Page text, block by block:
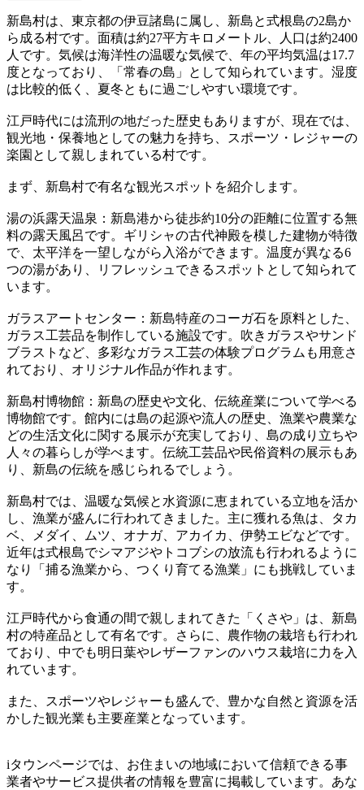
新島村は、東京都の伊豆諸島に属し、新島と式根島の2島か
ら成る村です。面積は約27平方キロメートル、人口は約2400
人です。気候は海洋性の温暖な気候で、年の平均気温は17.7
度となっており、「常春の島」として知られています。湿度
は比較的低く、夏冬ともに過ごしやすい環境です。
江戸時代には流刑の地だった歴史もありますが、現在では、
観光地・保養地としての魅力を持ち、スポーツ・レジャーの
楽園として親しまれている村です。
まず、新島村で有名な観光スポットを紹介します。
湯の浜露天温泉：新島港から徒歩約10分の距離に位置する無
料の露天風呂です。ギリシャの古代神殿を模した建物が特徴
で、太平洋を一望しながら入浴ができます。温度が異なる6
つの湯があり、リフレッシュできるスポットとして知られて
います。
ガラスアートセンター：新島特産のコーガ石を原料とした、
ガラス工芸品を制作している施設です。吹きガラスやサンド
ブラストなど、多彩なガラス工芸の体験プログラムも用意さ
れており、オリジナル作品が作れます。
新島村博物館：新島の歴史や文化、伝統産業について学べる
博物館です。館内には島の起源や流人の歴史、漁業や農業な
どの生活文化に関する展示が充実しており、島の成り立ちや
人々の暮らしが学べます。伝統工芸品や民俗資料の展示もあ
り、新島の伝統を感じられるでしょう。
新島村では、温暖な気候と水資源に恵まれている立地を活か
し、漁業が盛んに行われてきました。主に獲れる魚は、タカ
ベ、メダイ、ムツ、オナガ、アカイカ、伊勢エビなどです。
近年は式根島でシマアジやトコブシの放流も行われるように
なり「捕る漁業から、つくり育てる漁業」にも挑戦していま
す。
江戸時代から食通の間で親しまれてきた「くさや」は、新島
村の特産品として有名です。さらに、農作物の栽培も行われ
ており、中でも明日葉やレザーファンのハウス栽培に力を入
れています。
また、スポーツやレジャーも盛んで、豊かな自然と資源を活
かした観光業も主要産業となっています。
iタウンページでは、お住まいの地域において信頼できる事
業者やサービス提供者の情報を豊富に掲載しています。あな